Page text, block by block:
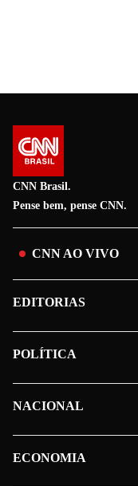
CNN Brasil.
Pense bem, pense CNN.
CNN AO VIVO
EDITORIAS
POLÍTICA
NACIONAL
ECONOMIA